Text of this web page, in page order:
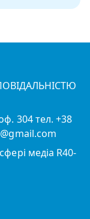
304 тел. +38
медіа R40-